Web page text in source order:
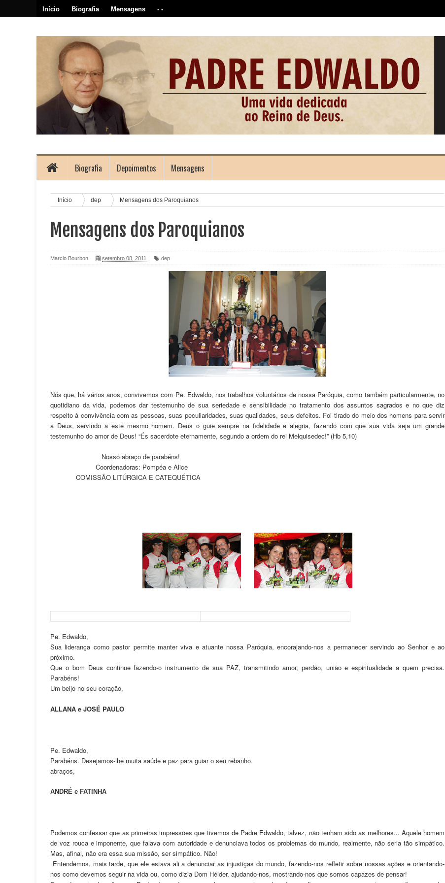
Início Biografia Mensagens - -
Biografia Depoimentos Mensagens
Início dep Mensagens dos Paroquianos
Mensagens dos Paroquianos
Marcio Bourbon setembro 08, 2011 dep
Nós que, há vários anos, convivemos com Pe. Edwaldo, nos trabalhos voluntários de nossa Paróquia, como também particularmente, no
quotidiano da vida, podemos dar testemunho de sua seriedade e sensibilidade no tratamento dos assuntos sagrados e no que diz
respeito à convivência com as pessoas, suas peculiaridades, suas qualidades, seus defeitos. Foi tirado do meio dos homens para servir
a Deus, servindo a este mesmo homem. Deus o guie sempre na fidelidade e alegria, fazendo com que sua vida seja um grande
testemunho do amor de Deus! “És sacerdote eternamente, segundo a ordem do rei Melquisedec!” (Hb 5,10)
Nosso abraço de parabéns!
Coordenadoras: Pompéa e Alice
COMISSÃO LITÚRGICA E CATEQUÉTICA
Pe. Edwaldo,
Sua liderança como pastor permite manter viva e atuante nossa Paróquia, encorajando-nos a permanecer servindo ao Senhor e ao
próximo.
Que o bom Deus continue fazendo-o instrumento de sua PAZ, transmitindo amor, perdão, união e espiritualidade a quem precisa.
Parabéns!
Um beijo no seu coração,
ALLANA e JOSÉ PAULO
Pe. Edwaldo,
Parabéns. Desejamos-lhe muita saúde e paz para guiar o seu rebanho.
abraços,
ANDRÉ e FATINHA
Podemos confessar que as primeiras impressões que tivemos de Padre Edwaldo, talvez, não tenham sido as melhores... Aquele homem
de voz rouca e imponente, que falava com autoridade e denunciava todos os problemas do mundo, realmente, não seria tão simpático.
Mas, afinal, não era essa sua missão, ser simpático. Não!
Entendemos, mais tarde, que ele estava ali a denunciar as injustiças do mundo, fazendo-nos refletir sobre nossas ações e orientando-
nos como devemos seguir na vida ou, como dizia Dom Hélder, ajudando-nos, mostrando-nos que somos capazes de pensar!